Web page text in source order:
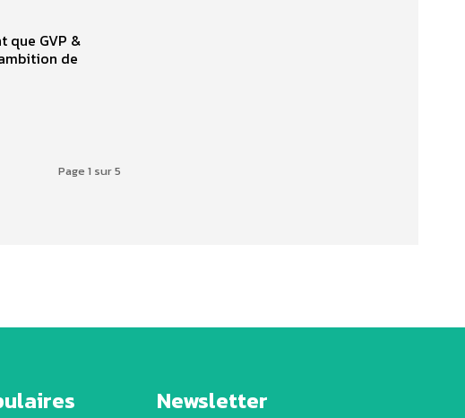
que GVP &
de
Page 1 sur 5
Newsletter